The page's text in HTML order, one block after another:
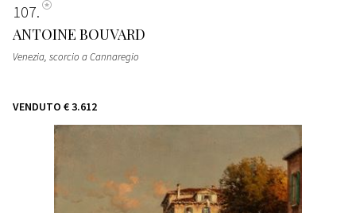
107
ANTOINE BOUVARD
Venezia, scorcio a Cannaregio
VENDUTO € 3.612